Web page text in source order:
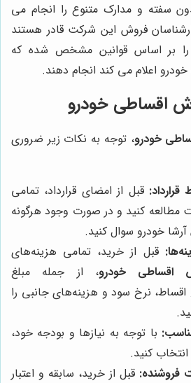
سفته و مدارک متنوع را انجام می‌
فروش این شرکت قادر هستند
بر اساس قوانین مشخص شده که
خودرو اعلام می ‌کند انجام دهند.
اقساطی خودرو
خودرو، توجه به نکات زیر ضروری
قبل از امضای قرارداد، تمامی
مطالعه کنید و در صورت وجود هرگونه
آرشا خودرو سوال کنید.
قبل از خرید، تمامی هزینه‌های
اقساطی خودرو، از جمله مبلغ
نرخ سود و هزینه‌های جانبی را
با توجه به نیازها و بودجه خود،
کنید.
فروشنده: قبل از خرید، سابقه و اعتبار